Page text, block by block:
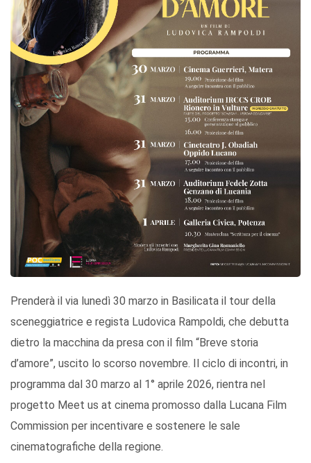
Prenderà il via lunedì 30 marzo in Basilicata il tour della
sceneggiatrice e regista Ludovica Rampoldi, che debutta
dietro la macchina da presa con il film “Breve storia
d’amore”, uscito lo scorso novembre. Il ciclo di incontri, in
programma dal 30 marzo al 1° aprile 2026, rientra nel
progetto Meet us at cinema promosso dalla Lucana Film
Commission per incentivare e sostenere le sale
cinematografiche della regione.